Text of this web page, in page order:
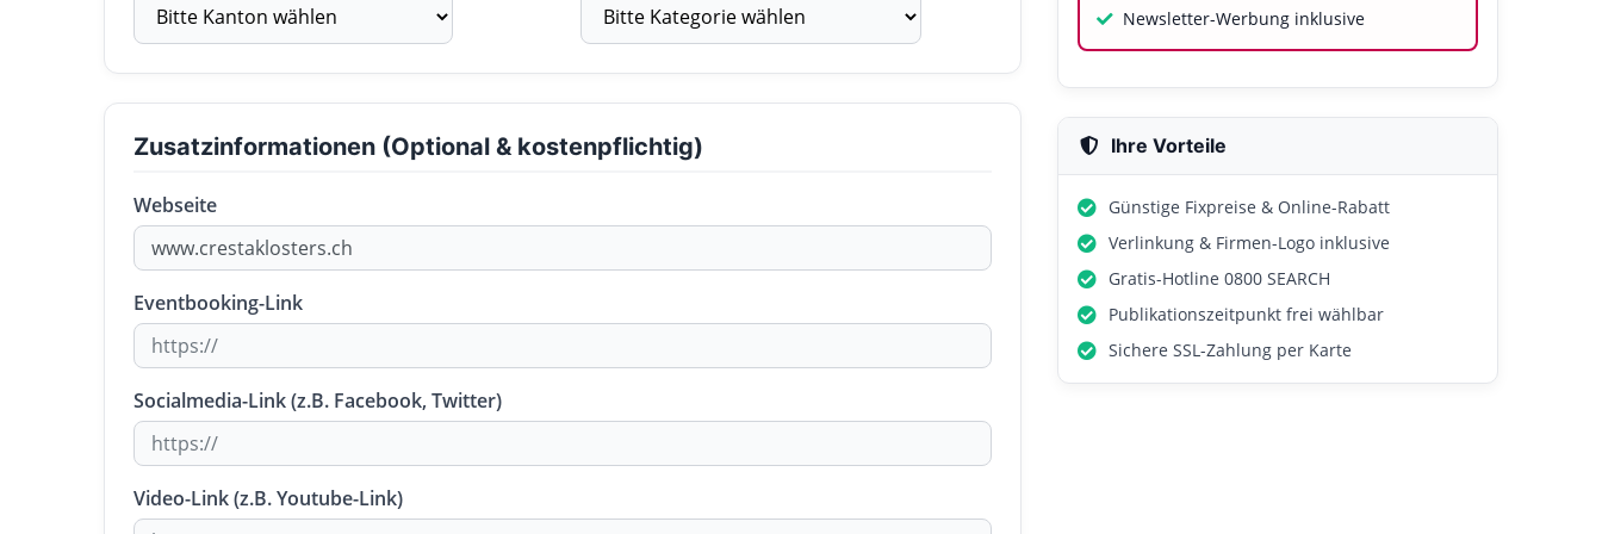
Zusatzinformationen (Optional & kostenpflichtig)
Webseite
Eventbooking-Link
Socialmedia-Link (z.B. Facebook, Twitter)
Video-Link (z.B. Youtube-Link)
Newsletter-Werbung inklusive
Ihre Vorteile
Günstige Fixpreise & Online-Rabatt
Verlinkung & Firmen-Logo inklusive
Gratis-Hotline 0800 SEARCH
Publikationszeitpunkt frei wählbar
Sichere SSL-Zahlung per Karte